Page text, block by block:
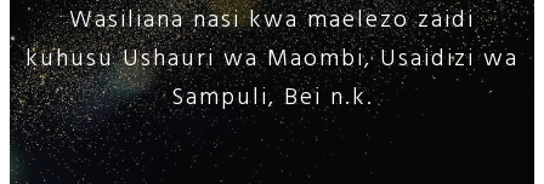
Wasiliana nasi kwa maelezo zaidi
kuhusu Ushauri wa Maombi, Usaidizi wa
Sampuli, Bei n.k.